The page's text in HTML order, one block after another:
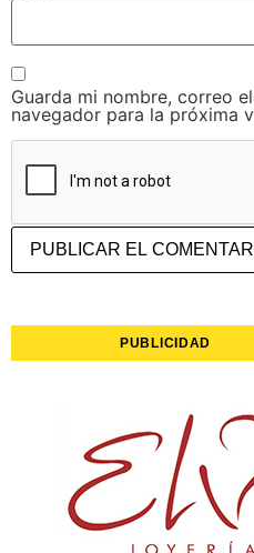
Guarda mi nombre, correo
navegador para la próxima
PUBLICIDAD